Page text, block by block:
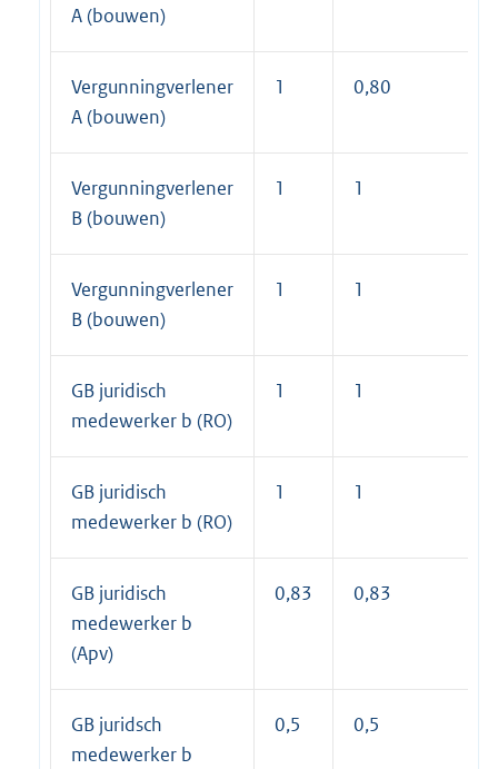
A (bouwen)
Vergunningverlener
A (bouwen)
1 0,80
Vergunningverlener
B (bouwen)
1 1
Vergunningverlener
B (bouwen)
1 1
GB juridisch
medewerker b (RO)
1 1
GB juridisch
medewerker b (RO)
1 1
GB juridisch
medewerker b
(Apv)
0,83 0,83
GB juridsch
medewerker b
0,5 0,5